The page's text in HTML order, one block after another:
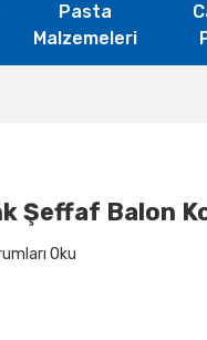
Pasta
Malzemeleri
Şeffaf Balon
Oku